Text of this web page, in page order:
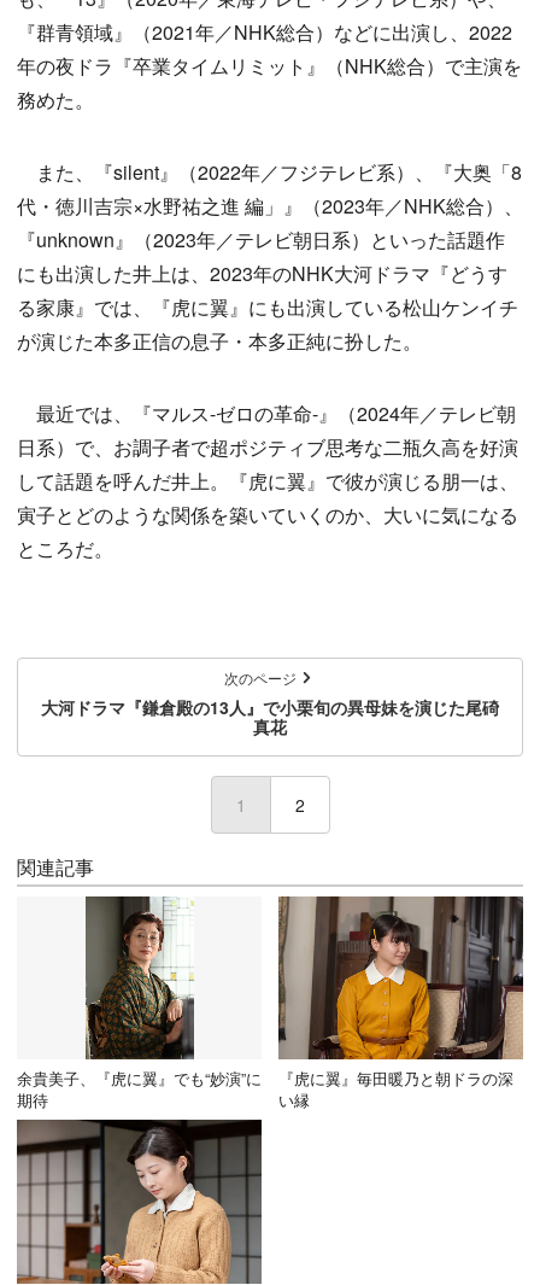
『群青領域』（2021年／NHK総合）などに出演し、2022
年の夜ドラ『卒業タイムリミット』（NHK総合）で主演を
務めた。
また、『silent』（2022年／フジテレビ系）、『大奥「8
代・徳川吉宗×水野祐之進 編」』（2023年／NHK総合）、
『unknown』（2023年／テレビ朝日系）といった話題作
にも出演した井上は、2023年のNHK大河ドラマ『どうす
る家康』では、『虎に翼』にも出演している松山ケンイチ
が演じた本多正信の息子・本多正純に扮した。
最近では、『マルス-ゼロの革命-』（2024年／テレビ朝
日系）で、お調子者で超ポジティブ思考な二瓶久高を好演
して話題を呼んだ井上。『虎に翼』で彼が演じる朋一は、
寅子とどのような関係を築いていくのか、大いに気になる
ところだ。
次のページ
大河ドラマ『鎌倉殿の13人』で小栗旬の異母妹を演じた尾碕
真花
1 (current)
2
関連記事
余貴美子、『虎に翼』でも“妙演”に
期待
『虎に翼』毎田暖乃と朝ドラの深
い縁